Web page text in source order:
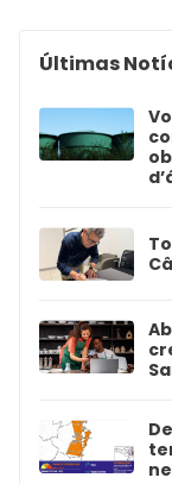
Últimas